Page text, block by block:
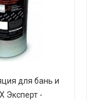
для бань и
Эксперт -